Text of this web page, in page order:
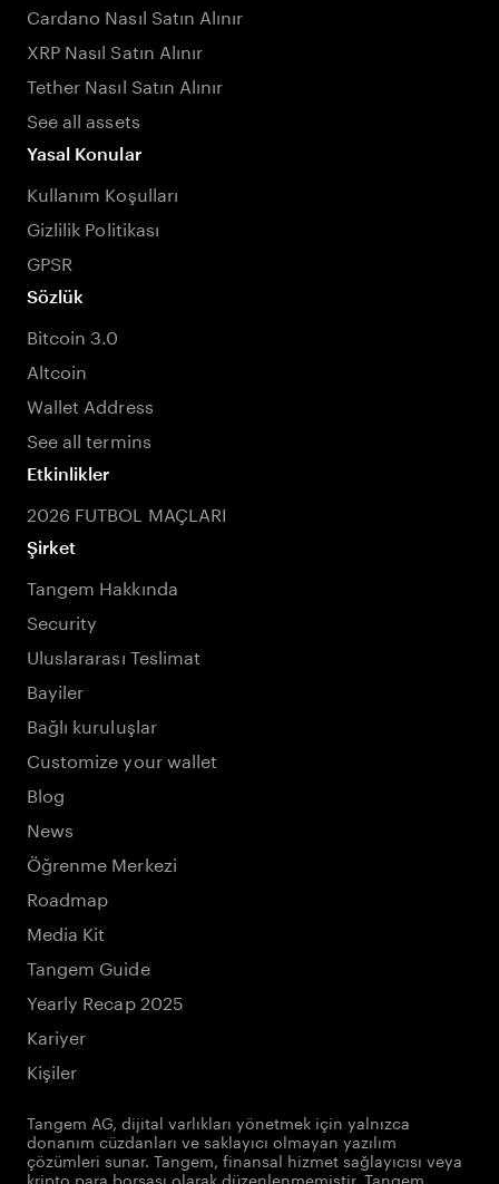
Cardano Nasıl Satın Alınır
XRP Nasıl Satın Alınır
Tether Nasıl Satın Alınır
See all assets
Yasal Konular
Kullanım Koşulları
Gizlilik Politikası
GPSR
Sözlük
Bitcoin 3.0
Altcoin
Wallet Address
See all termins
Etkinlikler
2026 FUTBOL MAÇLARI
Şirket
Tangem Hakkında
Security
Uluslararası Teslimat
Bayiler
Bağlı kuruluşlar
Customize your wallet
Blog
News
Öğrenme Merkezi
Roadmap
Media Kit
Tangem Guide
Yearly Recap 2025
Kariyer
Kişiler
Tangem AG, dijital varlıkları yönetmek için yalnızca
donanım cüzdanları ve saklayıcı olmayan yazılım
çözümleri sunar. Tangem, finansal hizmet sağlayıcısı veya
kripto para borsası olarak düzenlenmemiştir. Tangem,